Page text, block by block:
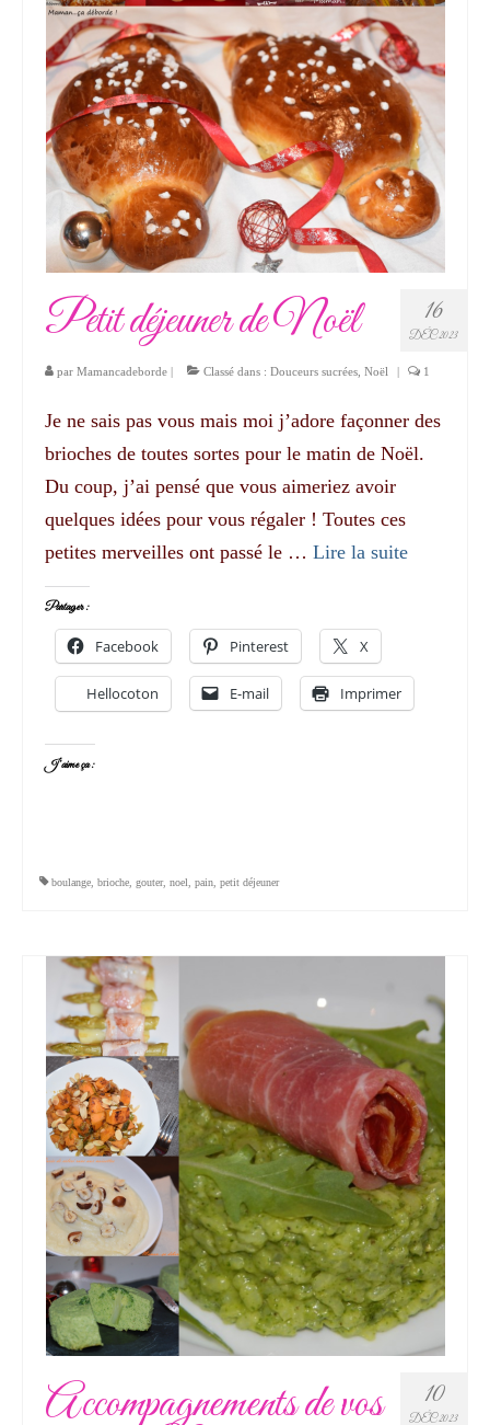
16
DÉC 2023
Petit déjeuner de Noël
par Mamancadeborde | Classé dans : Douceurs sucrées Noël | 1
Je ne sais pas vous mais moi j’adore façonner des
brioches de toutes sortes pour le matin de Noël.
Du coup, j’ai pensé que vous aimeriez avoir
quelques idées pour vous régaler ! Toutes ces
petites merveilles ont passé le … Lire la suite­­
Partager :
Facebook Pinterest X
Hellocoton E-mail Imprimer
J’aime ça :
boulange brioche gouter, noel pain petit déjeuner
10
DÉC 2023
Accompagnements de vos